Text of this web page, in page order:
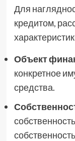
Для
кредитом,
Объект
конкретное
средства.